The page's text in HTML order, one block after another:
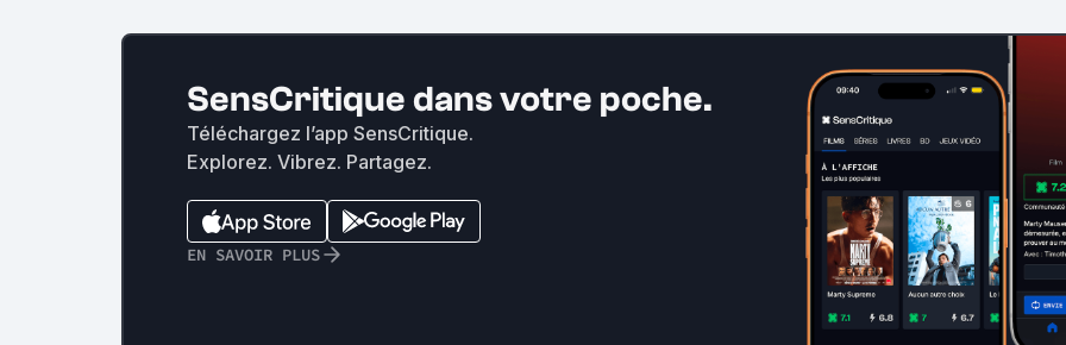
SensCritique dans votre poche.
Téléchargez l’app SensCritique.
Explorez. Vibrez. Partagez.
EN SAVOIR PLUS